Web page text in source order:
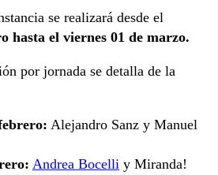
se realizará desde el
hasta el viernes 01 de marzo.
por jornada se detalla de la
Alejandro Sanz y Manuel
: Andrea Bocelli y Miranda!